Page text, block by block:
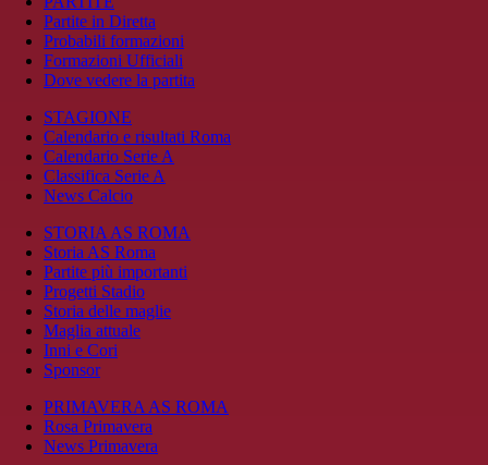
Partite in Diretta
Probabili formazioni
Formazioni Ufficiali
Dove vedere la partita
STAGIONE
Calendario e risultati Roma
Calendario Serie A
Classifica Serie A
News Calcio
STORIA AS ROMA
Storia AS Roma
Partite più importanti
Progetti Stadio
Storia delle maglie
Maglia attuale
Inni e Cori
Sponsor
PRIMAVERA AS ROMA
Rosa Primavera
News Primavera